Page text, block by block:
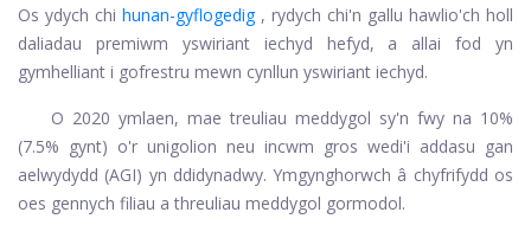
Os ydych chi hunan-gyflogedig , rydych chi'n gallu hawlio'ch holl
daliadau premiwm yswiriant iechyd hefyd, a allai fod yn
gymhelliant i gofrestru mewn cynllun yswiriant iechyd.
O 2020 ymlaen, mae treuliau meddygol sy'n fwy na 10%
(7.5% gynt) o'r unigolion neu incwm gros wedi'i addasu gan
aelwydydd (AGI) yn ddidynadwy. Ymgynghorwch â chyfrifydd os
oes gennych filiau a threuliau meddygol gormodol.